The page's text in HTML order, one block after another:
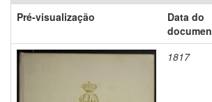
Pré-visualização
Data do
1817